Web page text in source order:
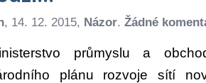
, 14. 12. 2015, Názor. Žádné
průmyslu a
plánu rozvoje sítí